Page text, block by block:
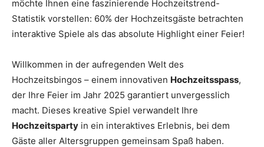
das
Thema
Hochzeit
möchte Ihnen eine faszinierende Hochzeitstrend-
Statistik vorstellen: 60% der Hochzeitsgäste betrachten
interaktive Spiele als das absolute Highlight einer Feier!
Willkommen in der aufregenden Welt des
Hochzeitsbingos – einem innovativen Hochzeitsspass,
der Ihre Feier im Jahr 2025 garantiert unvergesslich
macht. Dieses kreative Spiel verwandelt Ihre
Hochzeitsparty in ein interaktives Erlebnis, bei dem
Gäste aller Altersgruppen gemeinsam Spaß haben.